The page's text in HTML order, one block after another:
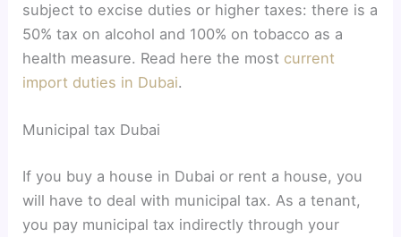
subject to excise duties or higher taxes: there is a
50% tax on alcohol and 100% on tobacco as a
health measure. Read here the most current
import duties in Dubai.
Municipal tax Dubai
If you buy a house in Dubai or rent a house, you
will have to deal with municipal tax. As a tenant,
you pay municipal tax indirectly through your